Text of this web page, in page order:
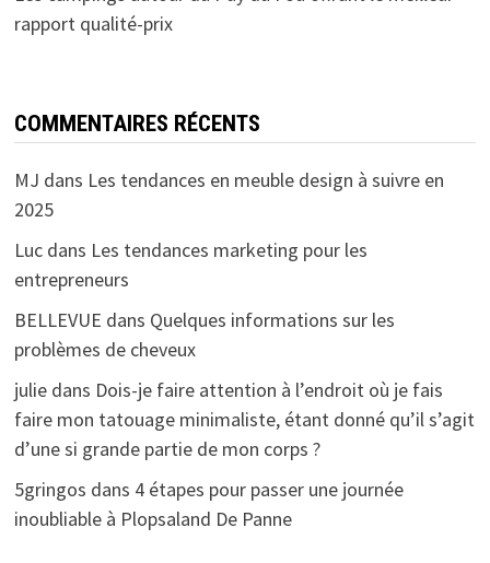
rapport qualité-prix
COMMENTAIRES RÉCENTS
MJ dans Les tendances en meuble design à suivre en
2025
Lucdans Les tendances marketing pour les
entrepreneurs
BELLEVUE dans Quelques informations sur les
problèmes de cheveux
juliedans Dois-je faire attention à l’endroit où je fais
faire mon tatouage minimaliste, étant donné qu’il s’agit
d’une si grande partie de mon corps ?
5gringos dans 4 étapes pour passer une journée
inoubliable à Plopsaland De Panne